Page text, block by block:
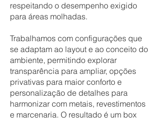
respeitando o desempenho exigido
para áreas molhadas.
Trabalhamos com configurações que
se adaptam ao layout e ao conceito do
ambiente, permitindo explorar
transparência para ampliar, opções
privativas para maior conforto e
personalização de detalhes para
harmonizar com metais, revestimentos
e marcenaria. O resultado é um box